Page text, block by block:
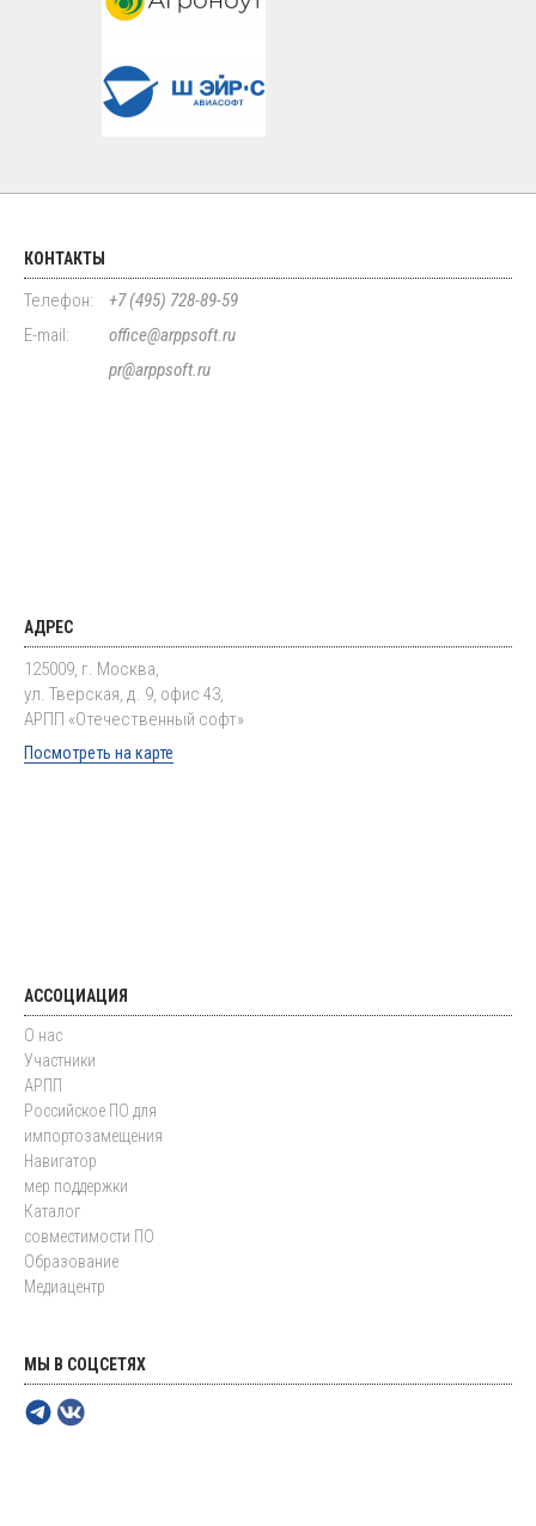
КОНТАКТЫ
Телефон:
+7 (495) 728-89-59
E-mail:
office@arppsoft.ru
pr@arppsoft.ru
АДРЕС
125009, г. Москва,
ул. Тверская, д. 9, офис 43,
АРПП «Отечественный софт»
Посмотреть на карте
АССОЦИАЦИЯ
О нас
Участники
АРПП
Российское ПО для
импортозамещения
Навигатор
мер поддержки
Каталог
совместимости ПО
Образование
Медиацентр
МЫ В СОЦСЕТЯХ